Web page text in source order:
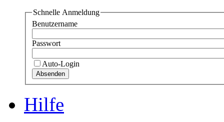
Schnelle Anmeldung
Benutzername
Passwort
Auto-Login
Hilfe